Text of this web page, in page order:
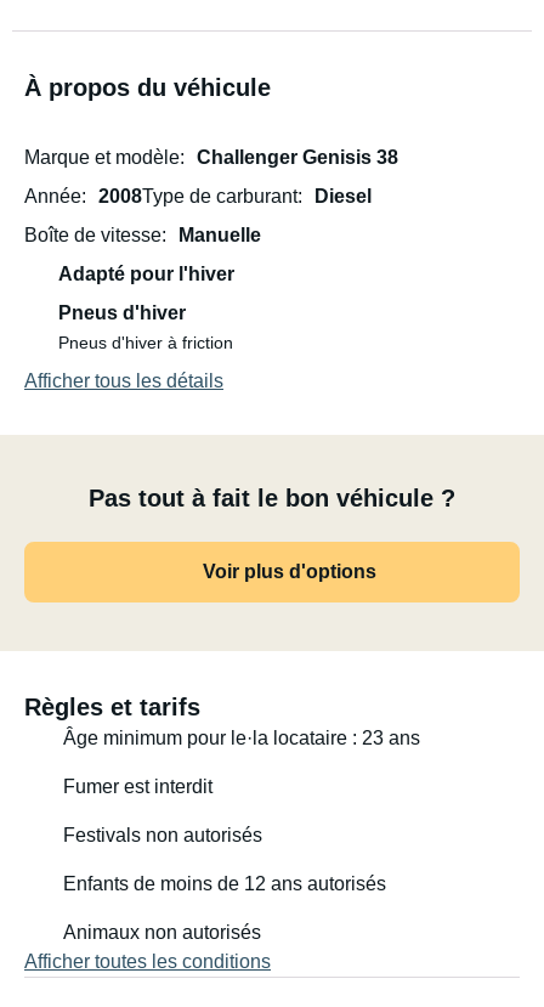
À propos du véhicule
Marque et modèle
Challenger Genisis 38
Année
2008Type de carburant
Diesel
Boîte de vitesse
Manuelle
Adapté pour l'hiver
Pneus d'hiver
Pneus d'hiver à friction
Afficher tous les détails
Pas tout à fait le bon véhicule ?
Voir plus d'options
Règles et tarifs
Âge minimum pour le·la locataire : 23 ans
Fumer est interdit
Festivals non autorisés
Enfants de moins de 12 ans autorisés
Animaux non autorisés
Afficher toutes les conditions